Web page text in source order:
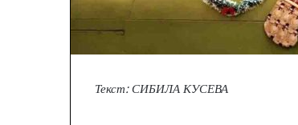
Текст: СИБИЛА КУСЕВА